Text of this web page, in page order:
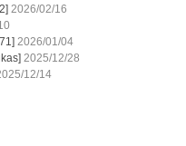
2026/02/16
2026/01/04
2025/12/28
12/14